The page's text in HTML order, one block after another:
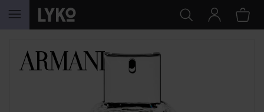
HOPPA TILL INNEHÅLLET
HOPPA ÖVER SEKTIONEN